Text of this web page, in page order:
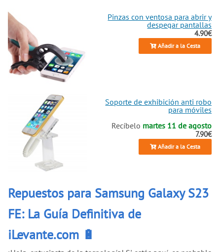
Pinzas con ventosa para abrir y
despegar pantallas
4.90€
Añadir a la Cesta
Soporte de exhibición anti robo
para móviles
Recíbelo martes 11 de agosto
7.90€
Añadir a la Cesta
Repuestos para Samsung Galaxy S23
FE: La Guía Definitiva de
iLevante.com 🔋